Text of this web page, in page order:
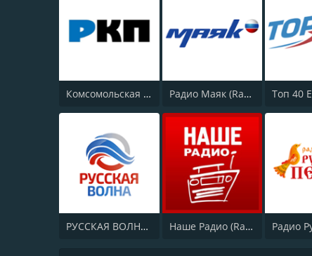
Комсомольская правда (Komsomolskaya pravda) Радио Маяк (Radio Mayak)
РУССКАЯ ВОЛНА - RUSSIAN WAVE Наше Радио (Radio Nashe)